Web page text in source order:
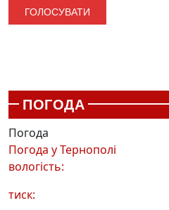
ПОГОДА
Погода
Погода уТернополі
вологість:
тиск: